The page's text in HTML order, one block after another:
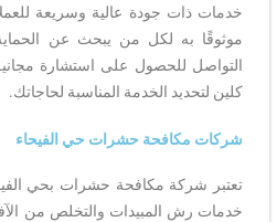
خدمات ذات جودة عالية وسريعة
موثوقًا به لكل من يبحث عن
التواصل للحصول على استشارة
كلين لتحديد الخدمة المناسبة لحاجاتك.
شركات مكافحة حشرات حي الفيحاء
تعتبر شركة مكافحة حشرات بحي
خدمات رش المبيدات والتخلص من